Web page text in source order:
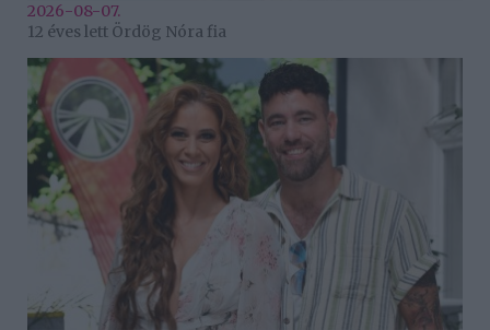
2026-08-07.
12 éves lett Ördög Nóra fia